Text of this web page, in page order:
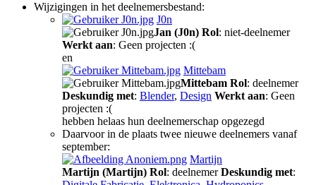
Wijzigingen in het deelnemersbestand:
J0n
Jan (J0n) Rol: niet-deelnemer
Werkt aan: Geen projecten :(
en
Mittebam
Mittebam Rol: deelnemer
Deskundig met: Blender, Design Werkt aan: Geen
projecten :(
hebben helaas hun deelnemerschap opgezegd
Daarvoor in de plaats twee nieuwe deelnemers vanaf
september:
Martijn
Martijn (Martijn) Rol: deelnemerDeskundig met: